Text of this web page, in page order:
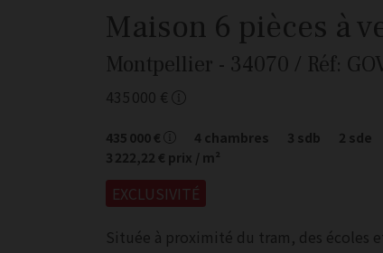
Maison 6 pièces à
Montpellier - 34070 / Réf:
435 000 €
435 000 € 4 chambres 3 sdb 2 sde
3 222,22 € prix / m²
EXCLUSIVITÉ
Située à proximité du tram, des écoles